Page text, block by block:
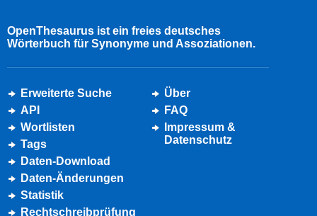
OpenThesaurus ist ein freies deutsches
Wörterbuch für Synonyme und Assoziationen.
Erweiterte Suche
API
Wortlisten
Tags
Daten-Download
Daten-Änderungen
Statistik
Rechtschreibprüfung
Über
FAQ
Impressum &
Datenschutz